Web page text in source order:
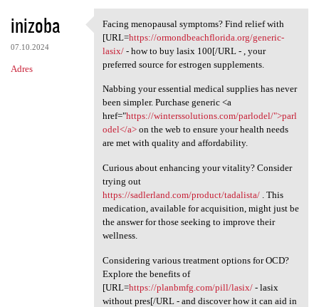
inizoba
07.10.2024
Adres
Facing menopausal symptoms?
Facing menopausal symptoms? Find relief with
[URL=https://ormondbeachflorida.org/generic-
lasix/- how to buy lasix 100[/URL - , your
preferred source for estrogen supplements.
Nabbing your essential medical supplies has never
been simpler. Purchase generic <a
href="https://winterssolutions.com/parlodel/">parl
odel</a>on the web to ensure your health needs
are met with quality and affordability.
Curious about enhancing your vitality? Consider
trying out
https://sadlerland.com/product/tadalista/. This
medication, available for acquisition, might just be
the answer for those seeking to improve their
wellness.
Considering various treatment options for OCD?
Explore the benefits of
[URL=https://planbmfg.com/pill/lasix/- lasix
without pres[/URL - and discover how it can aid in